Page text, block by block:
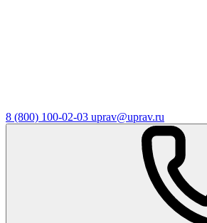
8 (800) 100-02-03 uprav@uprav.ru